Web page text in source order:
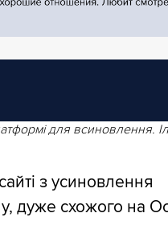
для всиновлення.
з усиновлення
дуже схожого на